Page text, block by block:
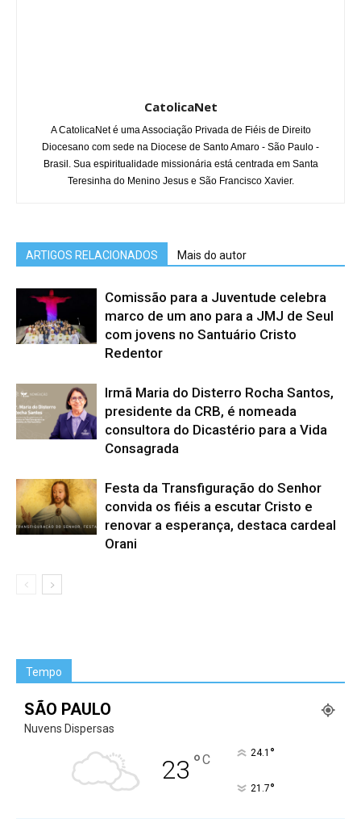
CatolicaNet
A CatolicaNet é uma Associação Privada de Fiéis de Direito
Diocesano com sede na Diocese de Santo Amaro - São Paulo -
Brasil. Sua espiritualidade missionária está centrada em Santa
Teresinha do Menino Jesus e São Francisco Xavier.
ARTIGOS RELACIONADOS Mais do autor
Comissão para a Juventude celebra
marco de um ano para a JMJ de Seul
com jovens no Santuário Cristo
Redentor
Irmã Maria do Disterro Rocha Santos,
presidente da CRB, é nomeada
consultora do Dicastério para a Vida
Consagrada
Festa da Transfiguração do Senhor
convida os fiéis a escutar Cristo e
renovar a esperança, destaca cardeal
Orani
Tempo
SÃO PAULO
Nuvens Dispersas
23 °C 24.1 °
21.7°